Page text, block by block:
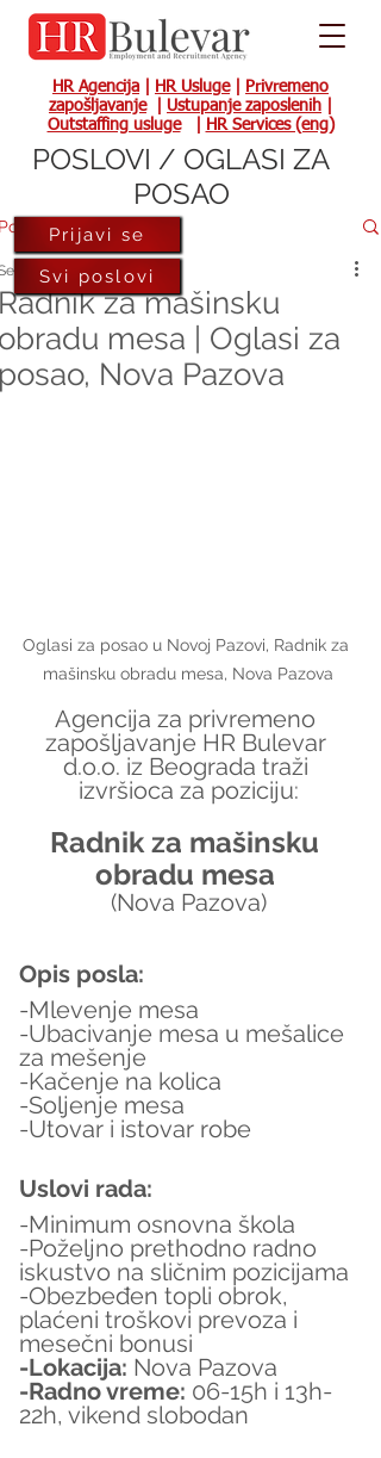
HR Agencija HR Usluge|
Privremeno
zapošljavanje| Ustupanje zaposlenih
Outstaffing usluge| HR Services (eng)
za mašinsku
mesa | Oglasi za
Nova Pazova
16, 2021
Oglasi za posao u Novoj Pazovi, Radnik za
mašinsku obradu mesa, Nova Pazova
Agencija za privremeno
zapošljavanje HR Bulevar
d.o.o. iz Beograda traži
izvršioca za poziciju:
Radnik za mašinsku
obradu mesa
(Nova Pazova)
Opis posla:
-Mlevenje mesa
-Ubacivanje mesa u mešalice
za mešenje
-Kačenje na kolica
-Soljenje mesa
-Utovar i istovar robe
Uslovi rada:
-Minimum osnovna škola
-Poželjno prethodno radno
iskustvo na sličnim pozicijama
-Obezbeđen topli obrok,
plaćeni troškovi prevoza i
mesečni bonusi
-Lokacija: Nova Pazova
-Radno vreme: 06-15h i 13h-
22h, vikend slobodan
Prijavi se
Svi poslovi
POSLOVI / OGLASI ZA
POSAO